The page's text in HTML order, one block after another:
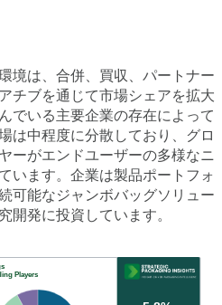
境は、合併、買収、パートナー
チブを通じて市場シェアを拡大
でいる主要企業の存在によって
は中程度に分散しており、グロ
ーがエンドユーザーの多様なニ
います。企業は製品ポートフォ
可能なジャンボバッグソリュー
開発に投資しています。